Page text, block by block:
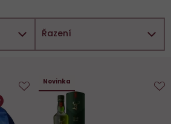
Řazení
obľúbených
Novinka